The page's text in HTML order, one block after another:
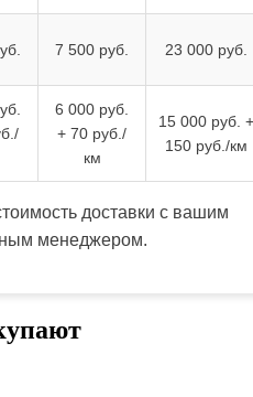
7 500 руб. 23 000 руб.
6 000 руб.
+ 70 руб./
км
15 000 руб. +
150 руб./км
доставки с вашим
менеджером.